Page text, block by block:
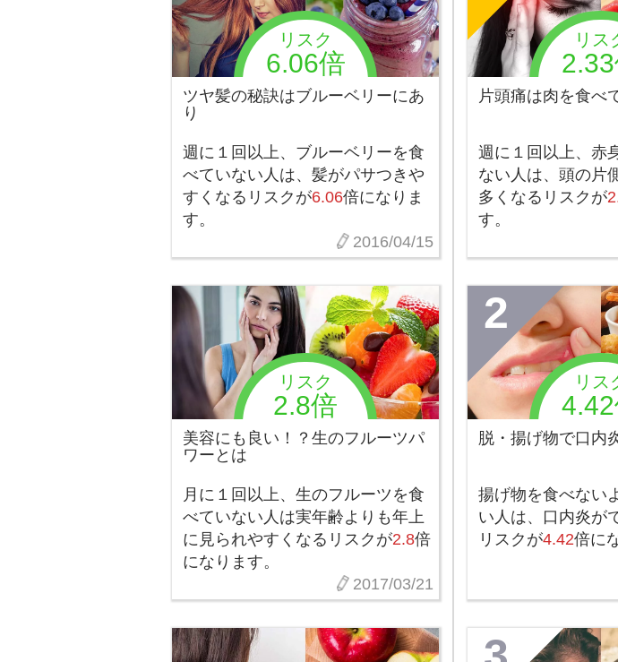
リスク
6.06倍
ツヤ髪の秘訣はブルーベリーにあ
り
週に１回以上、ブルーベリーを食
べていない人は、髪がパサつきや
すくなるリスクが6.06倍になりま
す。
2016/04/15
リスク
2.8倍
美容にも良い！？生のフルーツパ
ワーとは
月に１回以上、生のフルーツを食
べていない人は実年齢よりも年上
に見られやすくなるリスクが2.8倍
になります。
2017/03/21
リス
片頭痛は肉を食べ
週に１回以上、赤
ない人は、頭の片
多くなるリスクが
す。
リス
2
脱・揚げ物で口内
揚げ物を食べない
い人は、口内炎が
リスクが4.42倍に